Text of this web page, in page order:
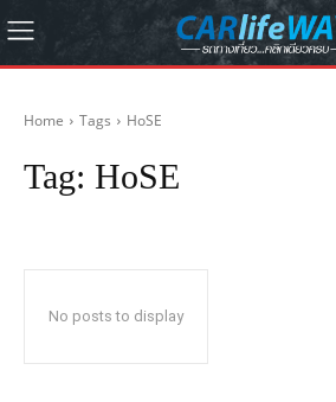
Home Tags HoSE
Tag: HoSE
No posts to display